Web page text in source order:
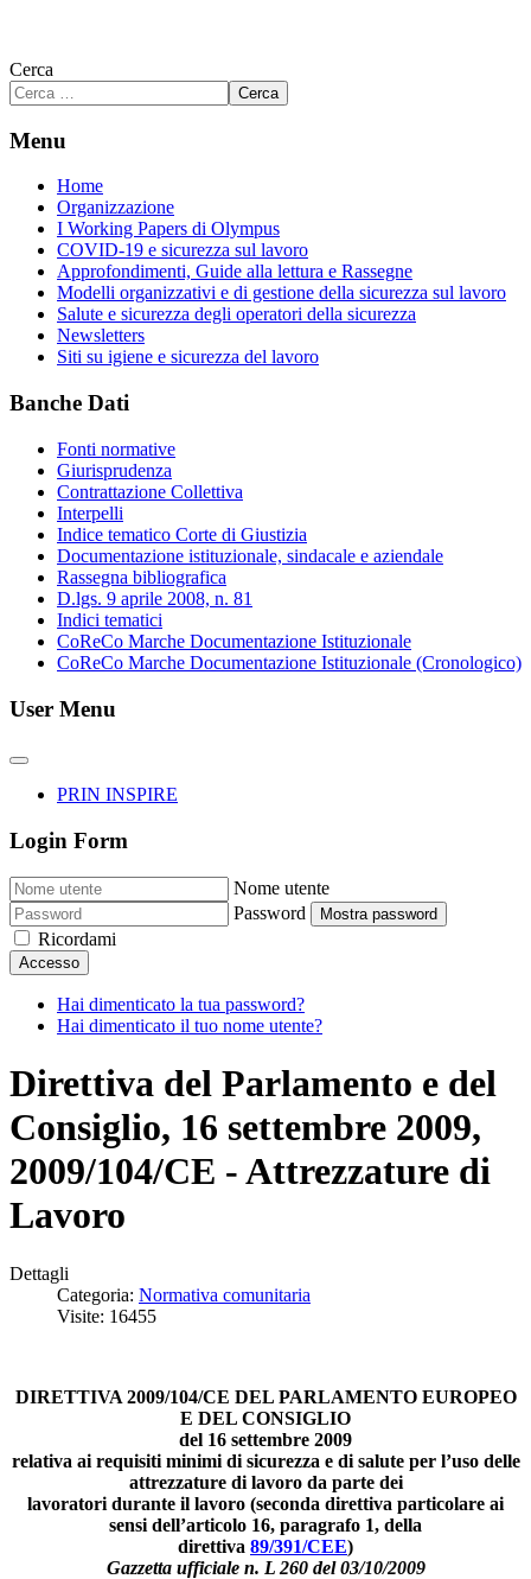
Cerca
Cerca
Menu
Home
Organizzazione
I Working Papers di Olympus
COVID-19 e sicurezza sul lavoro
Approfondimenti, Guide alla lettura e Rassegne
Modelli organizzativi e di gestione della sicurezza sul lavoro
Salute e sicurezza degli operatori della sicurezza
Newsletters
Siti su igiene e sicurezza del lavoro
Banche Dati
Fonti normative
Giurisprudenza
Contrattazione Collettiva
Interpelli
Indice tematico Corte di Giustizia
Documentazione istituzionale, sindacale e aziendale
Rassegna bibliografica
D.lgs. 9 aprile 2008, n. 81
Indici tematici
CoReCo Marche Documentazione Istituzionale
CoReCo Marche Documentazione Istituzionale (Cronologico)
User Menu
PRIN INSPIRE
Login Form
Nome utente
Password
Mostra password
Ricordami
Accesso
Hai dimenticato la tua password?
Hai dimenticato il tuo nome utente?
Direttiva del Parlamento e del
Consiglio, 16 settembre 2009,
2009/104/CE - Attrezzature di
Lavoro
Dettagli
Categoria: Normativa comunitaria
Visite: 16455
DIRETTIVA 2009/104/CE DEL PARLAMENTO EUROPEO
E DEL CONSIGLIO
del 16 settembre 2009
relativa ai requisiti minimi di sicurezza e di salute per l’uso delle
attrezzature di lavoro da parte dei
lavoratori durante il lavoro (seconda direttiva particolare ai
sensi dell’articolo 16, paragrafo 1, della
direttiva 89/391/CEE)
Gazzetta ufficiale n. L 260 del 03/10/2009